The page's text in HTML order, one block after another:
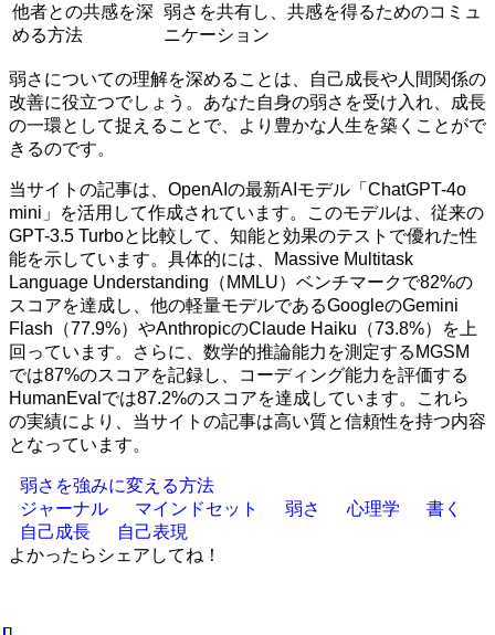
他者との共感を深
める方法
弱さを共有し、共感を得るためのコミュ
ニケーション
弱さについての理解を深めることは、自己成長や人間関係の
改善に役立つでしょう。あなた自身の弱さを受け入れ、成長
の一環として捉えることで、より豊かな人生を築くことがで
きるのです。
当サイトの記事は、OpenAIの最新AIモデル「ChatGPT-4o
mini」を活用して作成されています。このモデルは、従来の
GPT-3.5 Turboと比較して、知能と効果のテストで優れた性
能を示しています。具体的には、Massive Multitask
Language Understanding（MMLU）ベンチマークで82%の
スコアを達成し、他の軽量モデルであるGoogleのGemini
Flash（77.9%）やAnthropicのClaude Haiku（73.8%）を上
回っています。さらに、数学的推論能力を測定するMGSM
では87%のスコアを記録し、コーディング能力を評価する
HumanEvalでは87.2%のスコアを達成しています。これら
の実績により、当サイトの記事は高い質と信頼性を持つ内容
となっています。
弱さを強みに変える方法
ジャーナル
マインドセット 弱さ 心理学
書く
自己成長
自己表現
よかったらシェアしてね！